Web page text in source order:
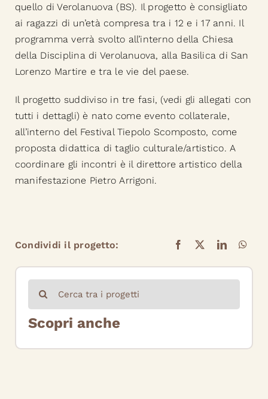
quello di Verolanuova (BS). Il progetto è consigliato
ai ragazzi di un’età compresa tra i 12 e i 17 anni. Il
programma verrà svolto all’interno della Chiesa
della Disciplina di Verolanuova, alla Basilica di San
Lorenzo Martire e tra le vie del paese.
Il progetto suddiviso in tre fasi, (vedi gli allegati con
tutti i dettagli) è nato come evento collaterale,
all’interno del Festival Tiepolo Scomposto, come
proposta didattica di taglio culturale/artistico. A
coordinare gli incontri è il direttore artistico della
manifestazione Pietro Arrigoni.
Condividi il progetto:
Scopri anche